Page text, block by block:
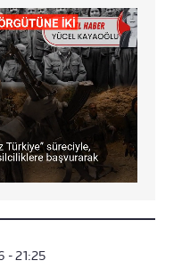
- 21:25